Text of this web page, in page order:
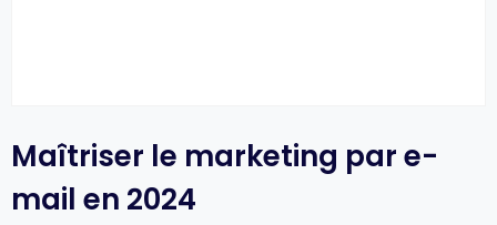
Maîtriser le marketing par e-
mail en 2024